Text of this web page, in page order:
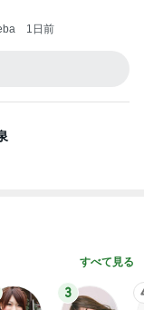
1日前
すべて見る
3